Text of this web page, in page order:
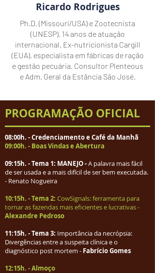
Ricardo Rodrigues
Ph.D. (Missouri/USA) e Zootecnista
(UNESP). 14 anos de atuação
internacional. Ex-nutricionista Cargill
(EUA), especialista em fábricas de ração
e gestão pecuária. Consultor Plenteous
e Adm. Geral da Estância São José.
PROGRAMAÇÃO OFICIAL
08:00h. - Credenciamento e Café da Manhã
09:00h. - Boas Vindas e Abertura
09:15h. - Tema 1: MANEJO -A palavra mais fácil
de ser usada e a mais difícil de ser bem executada.
- Renato Nogueira
10:15h. - Tema 2: CowSignals: ferramenta para
tornar as fazendas mais eficientes e lucrativas -
Alexandre Pedroso
11:15h. - Tema 3: Importância da necrópsia:
Divergências entre a suspeita clínica e o
diagnóstico post mortem - Fabrício Gomes
12:15h. - Almoço